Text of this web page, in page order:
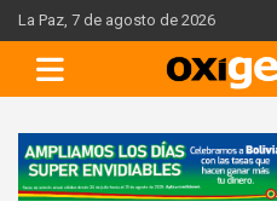
Skip
to
content
La Paz, 7 de agosto de 2026
A
d